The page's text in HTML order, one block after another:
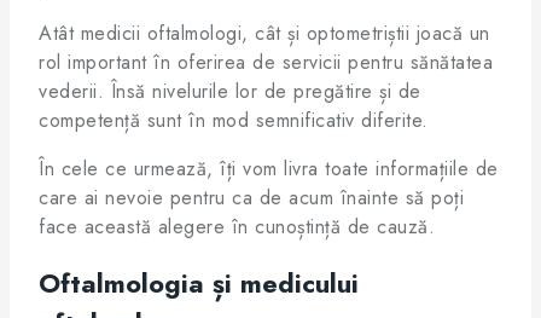
Atât medicii oftalmologi, cât și optometriștii joacă un
rol important în oferirea de servicii pentru sănătatea
vederii. Însă nivelurile lor de pregătire și de
competență sunt în mod semnificativ diferite.
În cele ce urmează, îți vom livra toate informațiile de
care ai nevoie pentru ca de acum înainte să poți
face această alegere în cunoștință de cauză.
Oftalmologia și medicului